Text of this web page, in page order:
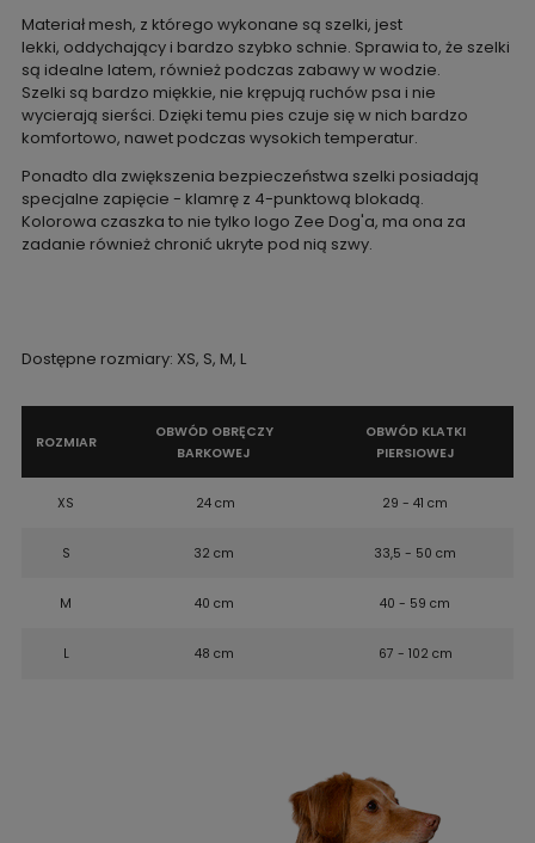
Materiał mesh, z którego wykonane są szelki, jest
lekki, oddychający i bardzo szybko schnie. Sprawia to, że szelki
są idealne latem, również podczas zabawy w wodzie.
Szelki są bardzo miękkie, nie krępują ruchów psa i nie
wycierają sierści. Dzięki temu pies czuje się w nich bardzo
komfortowo, nawet podczas wysokich temperatur.
Ponadto dla zwiększenia bezpieczeństwa szelki posiadają
specjalne zapięcie - klamrę z 4-punktową blokadą.
Kolorowa czaszka to nie tylko logo Zee Dog'a, ma ona za
zadanie również chronić ukryte pod nią szwy.
Dostępne rozmiary: XS, S, M, L
ROZMIAR
OBWÓD OBRĘCZY
BARKOWEJ
OBWÓD KLATKI
PIERSIOWEJ
XS 24 cm 29 - 41 cm
S 32 cm 33,5 - 50 cm
M 40 cm 40 - 59 cm
L 48 cm 67 - 102 cm